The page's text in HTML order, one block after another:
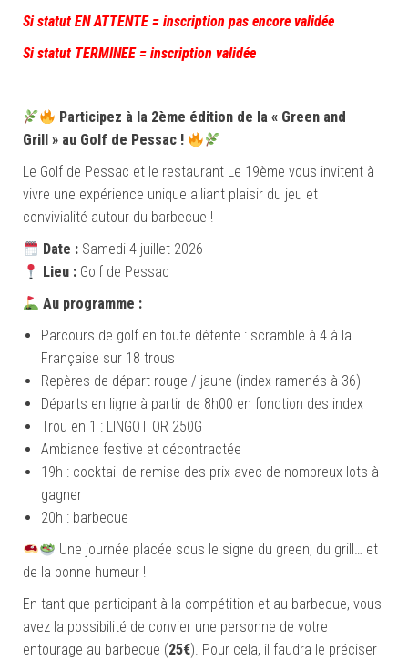
Si statut EN ATTENTE = inscription pas encore validée
Si statut TERMINEE = inscription validée
Participez à la 2ème édition de la « Green and
Grill » au Golf de Pessac !
Le Golf de Pessac et le restaurant Le 19ème vous invitent à
vivre une expérience unique alliant plaisir du jeu et
convivialité autour du barbecue !
Date : Samedi 4 juillet 2026
Lieu : Golf de Pessac
Au programme :
Parcours de golf en toute détente : scramble à 4 à la
Française sur 18 trous
Repères de départ rouge / jaune (index ramenés à 36)
Départs en ligne à partir de 8h00 en fonction des index
Trou en 1 : LINGOT OR 250G
Ambiance festive et décontractée
19h : cocktail de remise des prix avec de nombreux lots à
gagner
20h : barbecue
Une journée placée sous le signe du green, du grill… et
de la bonne humeur !
En tant que participant à la compétition et au barbecue, vous
avez la possibilité de convier une personne de votre
entourage au barbecue (25€). Pour cela, il faudra le préciser